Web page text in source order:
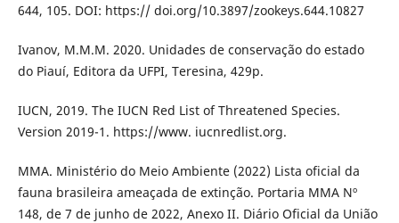
644, 105. DOI: https:// doi.org/10.3897/zookeys.644.10827
Ivanov, M.M.M. 2020. Unidades de conservação do estado
do Piauí, Editora da UFPI, Teresina, 429p.
IUCN, 2019. The IUCN Red List of Threatened Species.
Version 2019-1. https://www. iucnredlist.org.
MMA. Ministério do Meio Ambiente (2022) Lista oficial da
fauna brasileira ameaçada de extinção. Portaria MMA Nº
148, de 7 de junho de 2022, Anexo II. Diário Oficial da União